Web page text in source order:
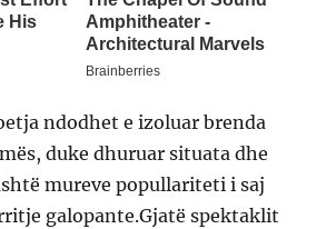
ndodhet e izoluar brenda
duke dhuruar situata dhe
mureve popullariteti i saj
galopante.Gjatë spektaklit